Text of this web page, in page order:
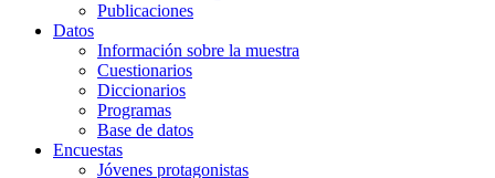
Publicaciones
Datos
Información sobre la muestra
Cuestionarios
Diccionarios
Programas
Base de datos
Encuestas
Jóvenes protagonistas